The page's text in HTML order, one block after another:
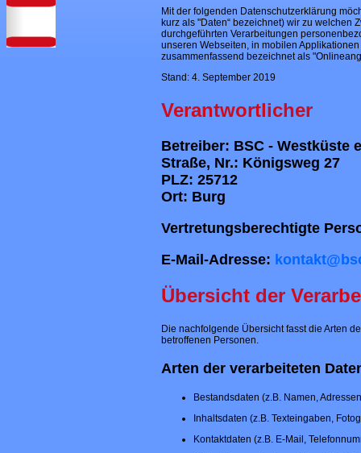
Mit der folgenden Datenschutzerklärung
kurz als "Daten“ bezeichnet) wir zu welchen
durchgeführten Verarbeitungen
unseren Webseiten, in mobilen
zusammenfassend bezeichnet als
Stand: 4. September 2019
Verantwortlicher
Betreiber: BSC - Westküste
Straße, Nr.: Königsweg 27
PLZ: 25712
Ort: Burg
Vertretungsberechtigte
E-Mail-Adresse:
Übersicht der
Die nachfolgende Übersicht fasst die Arten
betroffenen Personen.
Arten der verarbeiteten
Bestandsdaten (z.B. Namen,
Inhaltsdaten (z.B. Texteingaben,
Kontaktdaten (z.B. E-Mail,